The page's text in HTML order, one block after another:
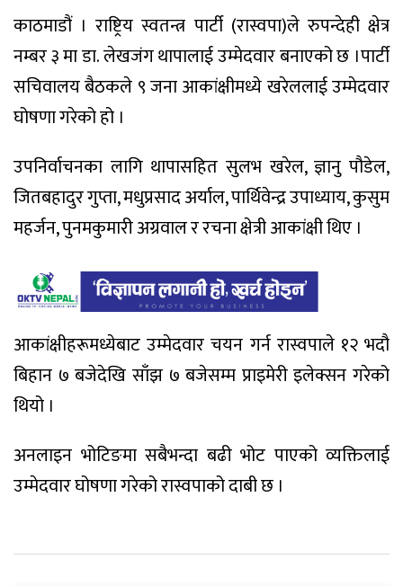
काठमाडौं । राष्ट्रिय स्वतन्त्र पार्टी (रास्वपा)ले रुपन्देही क्षेत्र
नम्बर ३ मा डा. लेखजंग थापालाई उम्मेदवार बनाएको छ ।पार्टी
सचिवालय बैठकले ९ जना आकांक्षीमध्ये खरेललाई उम्मेदवार
घोषणा गरेको हो ।
उपनिर्वाचनका लागि थापासहित सुलभ खरेल, ज्ञानु पौडेल,
जितबहादुर गुप्ता, मधुप्रसाद अर्याल, पार्थिवेन्द्र उपाध्याय, कुसुम
महर्जन, पुनमकुमारी अग्रवाल र रचना क्षेत्री आकांक्षी थिए ।
आकांक्षीहरूमध्येबाट उम्मेदवार चयन गर्न रास्वपाले १२ भदौ
बिहान ७ बजेदेखि साँझ ७ बजेसम्म प्राइमेरी इलेक्सन गरेको
थियो ।
अनलाइन भोटिङमा सबैभन्दा बढी भोट पाएको व्यक्तिलाई
उम्मेदवार घोषणा गरेको रास्वपाको दाबी छ ।